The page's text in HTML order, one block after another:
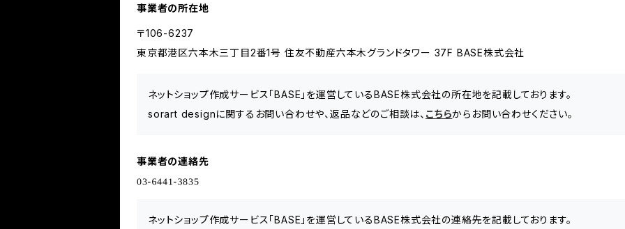
事業者の所在地
〒106-6237
東京都港区六本木三丁目2番1号 住友不動産六本木グランドタワー 37F BASE株式会社
ネットショップ作成サービス「BASE」を運営しているBASE株式会社の所在地を記載しております。
sorart designに関するお問い合わせや、返品などのご相談は、 こちらからお問い合わせください。
事業者の連絡先
ネットショップ作成サービス「BASE」を運営しているBASE株式会社の連絡先を記載しております。